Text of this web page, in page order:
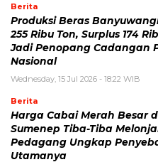
Berita
Produksi Beras
255 Ribu Ton, Surplus 174
Jadi Penopang Cadangan
Nasional
Wednesday, 15 Jul 2026 - 18:22 WIB
Berita
Harga Cabai Merah Besar
Sumenep Tiba-Tiba
Pedagang Ungkap
Utamanya